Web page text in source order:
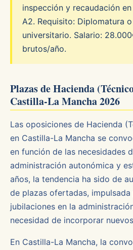
inspección y recaudación en
A2. Requisito: Diplomatura
universitario. Salario:
brutos/año.
Plazas de Hacienda
Castilla-La Mancha 2026
Las oposiciones de Hacienda
en Castilla-La Mancha se
en función de las necesidades
administración autonómica y
años, la tendencia ha sido de
de plazas ofertadas,
jubilaciones en la
necesidad de incorporar
En Castilla-La Mancha, la